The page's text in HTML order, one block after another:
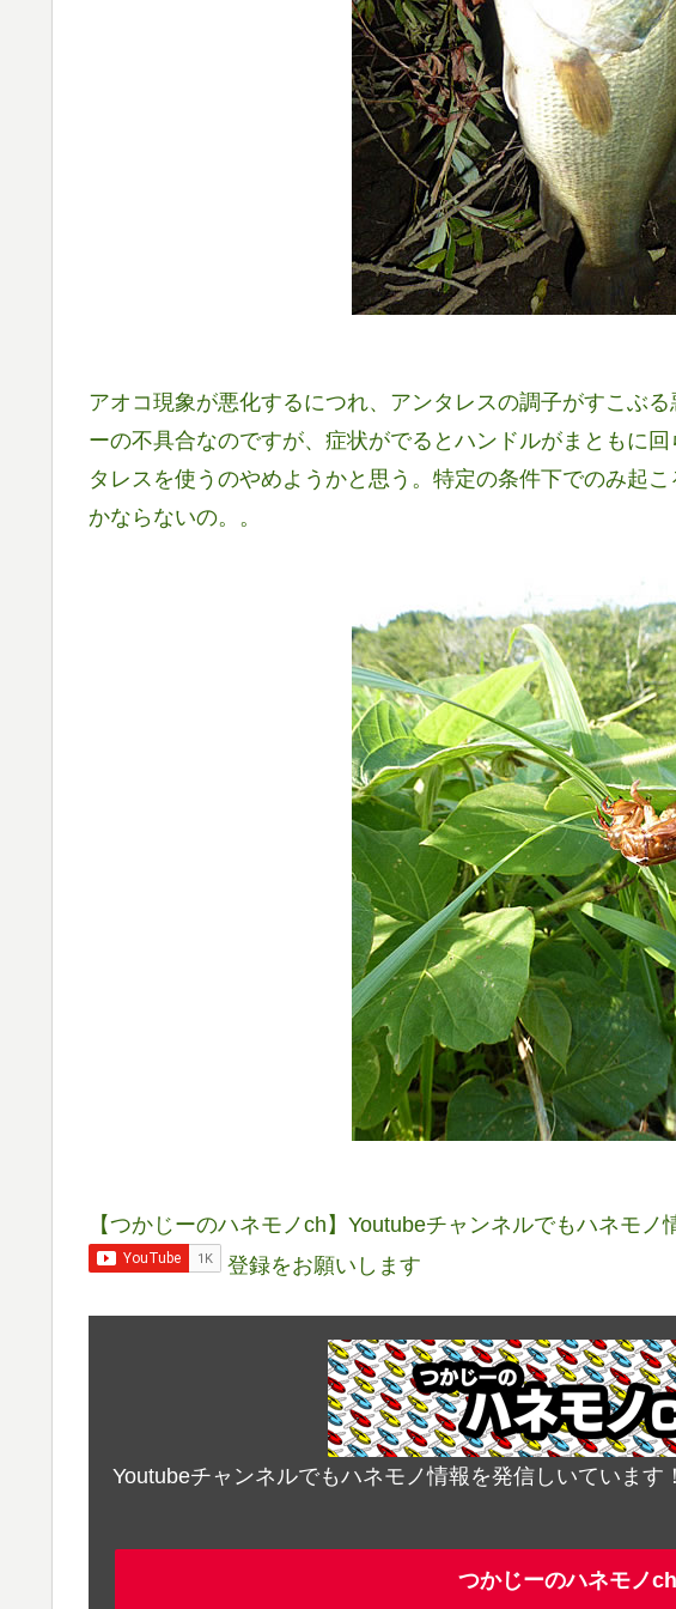
アオコ現象が悪化するにつれ、アンタレスの調子がすこぶ
ーの不具合なのですが、症状がでるとハンドルがまともに
タレスを使うのやめようかと思う。特定の条件下でのみ起
かならないの。。
【つかじーのハネモノch】Youtubeチャンネルでもハネモノ
登録をお願いします
Youtubeチャンネルでもハネモノ情報を発信しいています
つかじーのハネモノch